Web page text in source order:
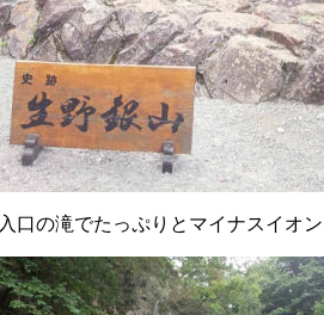
入口の滝でたっぷりとマイナスイオ